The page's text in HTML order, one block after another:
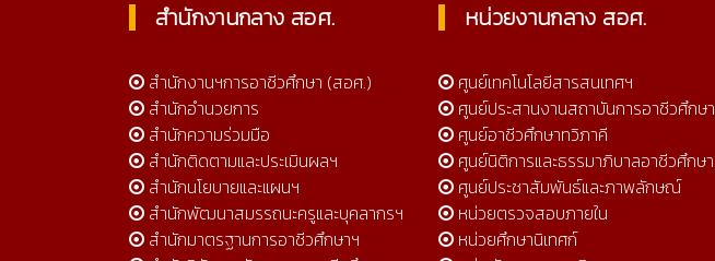
สำนักงานกลาง สอศ.
สำนักงานฯการอาชีวศึกษา (สอศ.)
สำนักอำนวยการ
สำนักความร่วมมือ
สำนักติดตามและประเมินผลฯ
สำนักนโยบายและแผนฯ
สำนักพัฒนาสมรรถนะครูและบุคลากรฯ
สำนักมาตรฐานการอาชีวศึกษาฯ
หน่วยงานกลาง สอศ.
ศูนย์เทคโนโลยีสารสนเทศฯ
ศูนย์ประสานงานสถาบันการอาชีวศึกษา
ศูนย์อาชีวศึกษาทวิภาคี
ศูนย์นิติการและธรรมาภิบาลอาชีวศึกษา
ศูนย์ประชาสัมพันธ์และภาพลักษณ์
หน่วยตรวจสอบภายใน
หน่วยศึกษานิเทศก์